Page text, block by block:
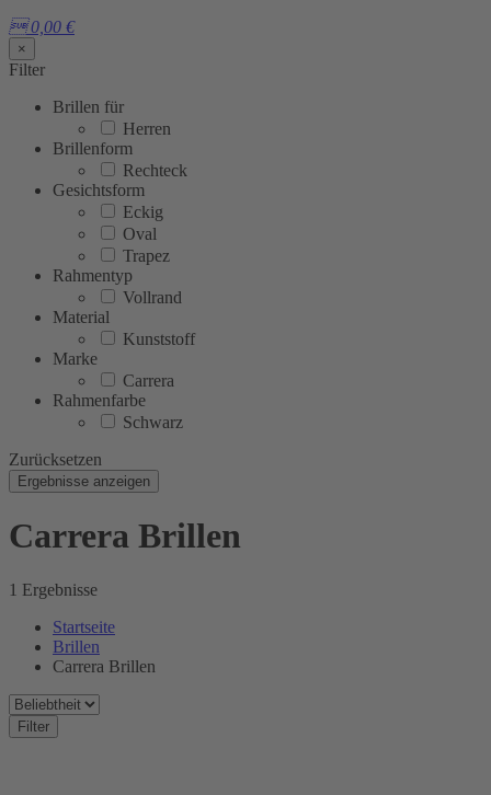
 0,00 €
×
Filter
Brillen für
Herren
Brillenform
Rechteck
Gesichtsform
Eckig
Oval
Trapez
Rahmentyp
Vollrand
Material
Kunststoff
Marke
Carrera
Rahmenfarbe
Schwarz
Zurücksetzen
Ergebnisse anzeigen
Carrera Brillen
1 Ergebnisse
Startseite
Brillen
Carrera Brillen
Filter